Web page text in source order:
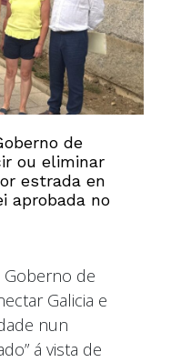
de
ou eliminar
estrada en
aprobada no
Goberno de
Galicia e
nun
á vista de